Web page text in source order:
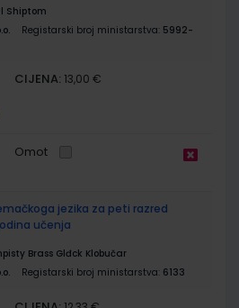
Shiptom
Registarski broj ministarstva: 5992-
CIJENA: 13,00 €
Omot
jezika za peti razred
učenja
Brass Glđck Klobučar
Registarski broj ministarstva: 6133